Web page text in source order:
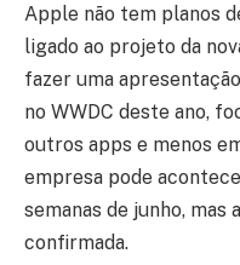
Apple não tem planos
ligado ao projeto da
fazer uma
no WWDC deste ano,
outros apps e menos
empresa pode
semanas de junho, mas
confirmada.